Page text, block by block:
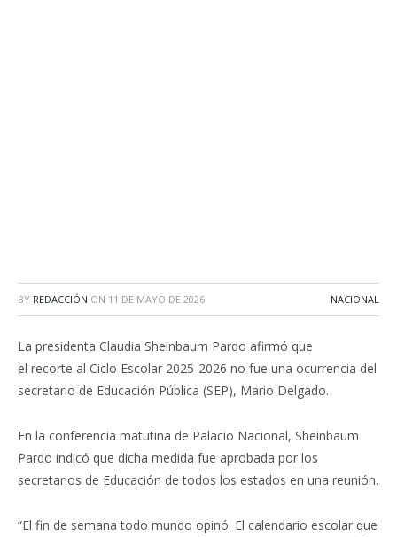
BY REDACCIÓN ON 11 DE MAYO DE 2026 NACIONAL
La presidenta Claudia Sheinbaum Pardo afirmó que
el recorte al Ciclo Escolar 2025-2026 no fue una ocurrencia del
secretario de Educación Pública (SEP), Mario Delgado.
En la conferencia matutina de Palacio Nacional, Sheinbaum
Pardo indicó que dicha medida fue aprobada por los
secretarios de Educación de todos los estados en una reunión.
“El fin de semana todo mundo opinó. El calendario escolar que